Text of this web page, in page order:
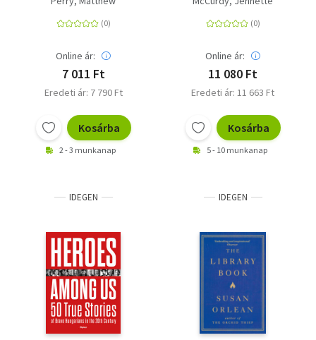
Online ár:
7 011 Ft
Eredeti ár: 7 790 Ft
Kosárba
2 - 3 munkanap
Online ár:
11 080 Ft
Eredeti ár: 11 663 Ft
Kosárba
5 - 10 munkanap
IDEGEN IDEGEN